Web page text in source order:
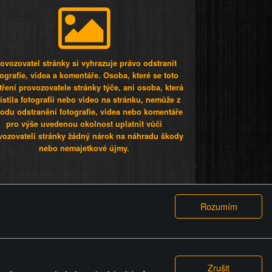
stránky si vyhrazuje právo odstranit
videa a komentáře. Osoba, které se toto
provozovatele stránky týče, ani osoba, která
fotografii nebo video na stránku, nemůže z
odstranění fotografie, videa nebo komentáře
pro výše uvedenou okolnost uplatnit vůči
stránky žádný nárok na náhradu škody
nebo nemajetkové újmy.
GDPR COOKIES